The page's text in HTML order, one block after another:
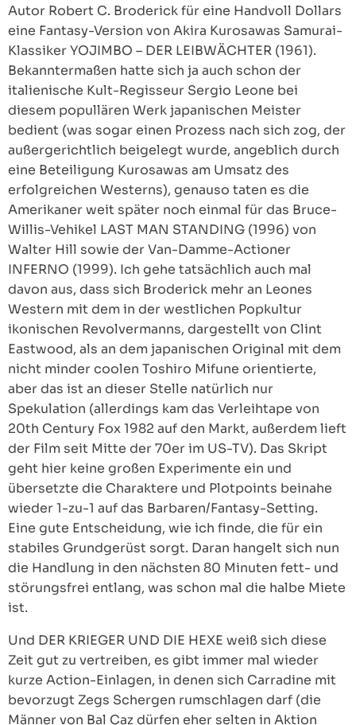
Autor Robert C. Broderick für eine Handvoll Dollars
eine Fantasy-Version von Akira Kurosawas Samurai-
Klassiker YOJIMBO – DER LEIBWÄCHTER (1961).
Bekanntermaßen hatte sich ja auch schon der
italienische Kult-Regisseur Sergio Leone bei
diesem popullären Werk japanischen Meister
bedient (was sogar einen Prozess nach sich zog, der
außergerichtlich beigelegt wurde, angeblich durch
eine Beteiligung Kurosawas am Umsatz des
erfolgreichen Westerns), genauso taten es die
Amerikaner weit später noch einmal für das Bruce-
Willis-Vehikel LAST MAN STANDING (1996) von
Walter Hill sowie der Van-Damme-Actioner
INFERNO (1999). Ich gehe tatsächlich auch mal
davon aus, dass sich Broderick mehr an Leones
Western mit dem in der westlichen Popkultur
ikonischen Revolvermanns, dargestellt von Clint
Eastwood, als an dem japanischen Original mit dem
nicht minder coolen Toshiro Mifune orientierte,
aber das ist an dieser Stelle natürlich nur
Spekulation (allerdings kam das Verleihtape von
20th Century Fox 1982 auf den Markt, außerdem lieft
der Film seit Mitte der 70er im US-TV). Das Skript
geht hier keine großen Experimente ein und
übersetzte die Charaktere und Plotpoints beinahe
wieder 1-zu-1 auf das Barbaren/Fantasy-Setting.
Eine gute Entscheidung, wie ich finde, die für ein
stabiles Grundgerüst sorgt. Daran hangelt sich nun
die Handlung in den nächsten 80 Minuten fett- und
störungsfrei entlang, was schon mal die halbe Miete
ist.
Und DER KRIEGER UND DIE HEXE weiß sich diese
Zeit gut zu vertreiben, es gibt immer mal wieder
kurze Action-Einlagen, in denen sich Carradine mit
bevorzugt Zegs Schergen rumschlagen darf (die
Männer von Bal Caz dürfen eher selten in Aktion